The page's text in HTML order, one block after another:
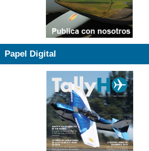
Papel Digital